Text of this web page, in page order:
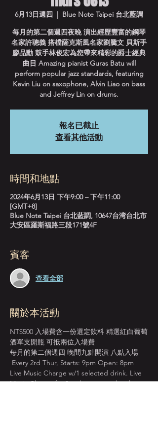
6月13日週四
  |
Blue Note Taipei 台北藍調
每月的第二個週四夜晚 演出經歷豐富的鋼琴
名家許聰義 搭檔薩克斯風名家劉騰文 貝斯手
廖品勳 鼓手林俊宏為您帶來精彩的爵士經典
曲目 Amazing pianist Guras Batu will
perform popular jazz standards, featuring
Kevin Liu on saxophone, Alvin Liao on bass
and Jeffrey Lin on drums.
報名已截止
查看其他活動
時間和地點
2024年6月13日 下午9:00 – 下午11:00
[GMT+8]
Blue Note Taipei 台北藍調, 10647台湾台北市
大安區羅斯福路三段171號4F
賓客
查看全部
關於本活動
NT$500 入場費含一份選定飲料 精選紅白葡萄
酒單支開瓶 可抵兩位入場費
每月的第二個週四 晚間九點開演 八點入場
Every 2rd Thur, Starts: 9pm Open: 8pm
Live Music Charge w/1 selected drink. Live
Music Charge for 2 ppl cover one bottle